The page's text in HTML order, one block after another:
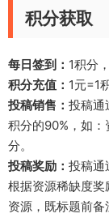
积分获取
每日签到： 1积分
积分充值： 1元=1
投稿销售： 投稿通
积分的90%，如
分。
投稿奖励： 投稿通
根据资源稀缺度
资源，既标题前备